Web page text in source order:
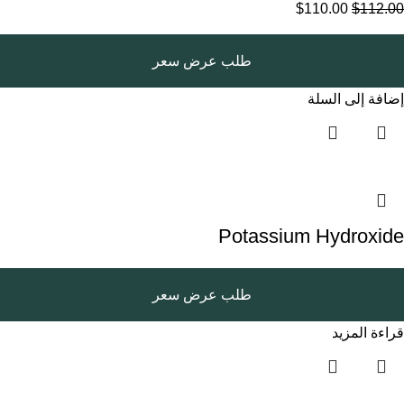
$112.00
$110.00
طلب عرض سعر
إضافة إلى السلة
Potassium Hydroxide
طلب عرض سعر
قراءة المزيد